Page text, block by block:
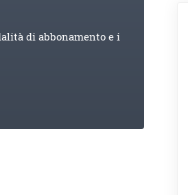
di abbonamento e i